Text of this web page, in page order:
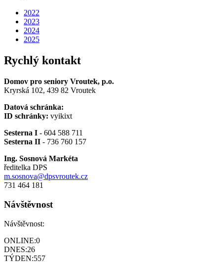
2022
2023
2024
2025
Rychlý kontakt
Domov pro seniory Vroutek, p.o.
Kryrská 102, 439 82 Vroutek
Datová schránka:
ID schránky: vyikixt
Sesterna I - 604 588 711
Sesterna II - 736 760 157
Ing. Sosnová Markéta
ředitelka DPS
m.sosnova@dpsvroutek.cz
731 464 181
Návštěvnost
Návštěvnost:
ONLINE:0
DNES:26
TÝDEN:557